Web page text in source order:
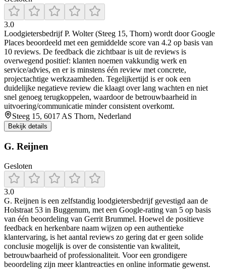
3.0
Loodgietersbedrijf P. Wolter (Steeg 15, Thorn) wordt door Google
Places beoordeeld met een gemiddelde score van 4.2 op basis van
10 reviews. De feedback die zichtbaar is uit de reviews is
overwegend positief: klanten noemen vakkundig werk en
service/advies, en er is minstens één review met concrete,
projectachtige werkzaamheden. Tegelijkertijd is er ook een
duidelijke negatieve review die klaagt over lang wachten en niet
snel genoeg terugkoppelen, waardoor de betrouwbaarheid in
uitvoering/communicatie minder consistent overkomt.
Steeg 15, 6017 AS Thorn, Nederland
Bekijk details
G. Reijnen
Gesloten
3.0
G. Reijnen is een zelfstandig loodgietersbedrijf gevestigd aan de
Holstraat 53 in Buggenum, met een Google‑rating van 5 op basis
van één beoordeling van Gerrit Brummel. Hoewel de positieve
feedback en herkenbare naam wijzen op een authentieke
klantervaring, is het aantal reviews zo gering dat er geen solide
conclusie mogelijk is over de consistentie van kwaliteit,
betrouwbaarheid of professionaliteit. Voor een grondigere
beoordeling zijn meer klantreacties en online informatie gewenst.